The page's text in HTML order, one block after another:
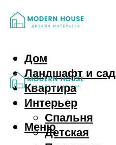
Дом
Ландшафт и сад
Квартира
Интерьер
Спальня
Детская
Меню